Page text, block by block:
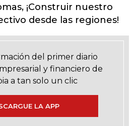
¡Construir nuestro
desde las regiones!
del primer diario
y financiero de
a tan solo un clic
LA APP